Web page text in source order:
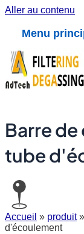
Aller au contenu
Menu
Barre
tube
Accueil » produit»
d'écoulement